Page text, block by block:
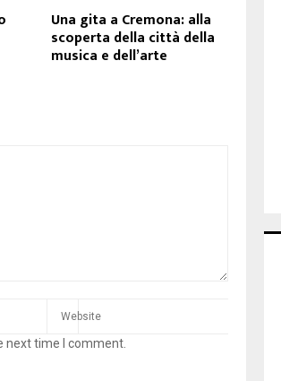
Una gita a Cremona: alla
scoperta della città della
musica e dell’arte
next time I comment.